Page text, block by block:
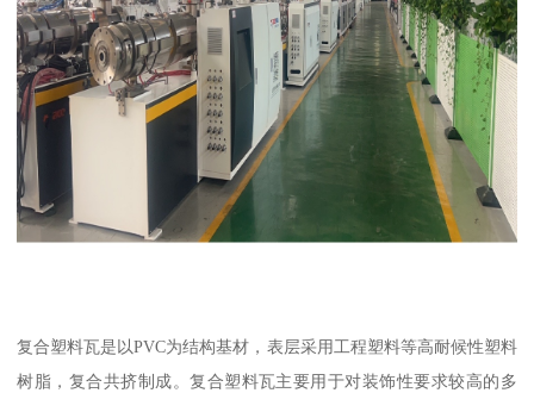
复合塑料瓦是以PVC为结构基材，表层采用工程塑料等高耐候性塑料
树脂，复合共挤制成。复合塑料瓦主要用于对装饰性要求较高的多